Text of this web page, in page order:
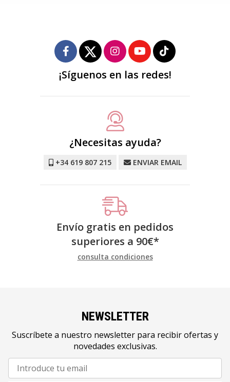
¡Síguenos en las redes!
¿Necesitas ayuda?
+34 619 807 215 ENVIAR EMAIL
Envío gratis en pedidos
superiores a 90€*
consulta condiciones
NEWSLETTER
Suscríbete a nuestro newsletter para recibir ofertas y
novedades exclusivas.